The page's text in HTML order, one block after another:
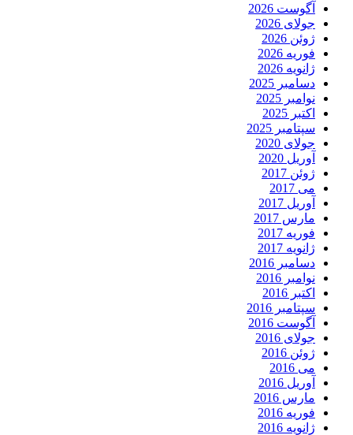
آگوست 2026
جولای 2026
ژوئن 2026
فوریه 2026
ژانویه 2026
دسامبر 2025
نوامبر 2025
اکتبر 2025
سپتامبر 2025
جولای 2020
آوریل 2020
ژوئن 2017
می 2017
آوریل 2017
مارس 2017
فوریه 2017
ژانویه 2017
دسامبر 2016
نوامبر 2016
اکتبر 2016
سپتامبر 2016
آگوست 2016
جولای 2016
ژوئن 2016
می 2016
آوریل 2016
مارس 2016
فوریه 2016
ژانویه 2016